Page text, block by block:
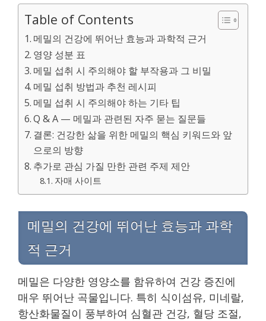
Table of Contents
메밀의 건강에 뛰어난 효능과 과학적 근거
영양 성분 표
메밀 섭취 시 주의해야 할 부작용과 그 비밀
메밀 섭취 방법과 추천 레시피
메밀 섭취 시 주의해야 하는 기타 팁
Q & A — 메밀과 관련된 자주 묻는 질문들
결론: 건강한 삶을 위한 메밀의 핵심 키워드와 앞
으로의 방향
추가로 관심 가질 만한 관련 주제 제안
자매 사이트
메밀의 건강에 뛰어난 효능과 과학
적 근거
메밀은 다양한 영양소를 함유하여 건강 증진에
매우 뛰어난 곡물입니다. 특히 식이섬유, 미네랄,
항산화물질이 풍부하여 심혈관 건강, 혈당 조절,